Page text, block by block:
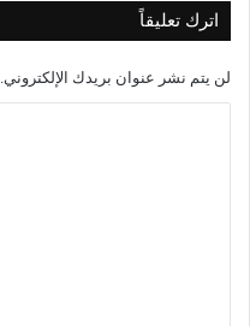
اترك تعليقاً
لن يتم نشر عنوان بريدك الإلكتروني.